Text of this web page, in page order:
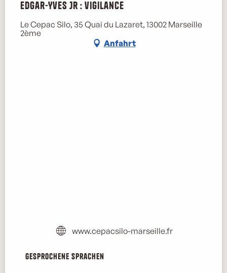
Edgar-Yves Jr : vigilance
Le Cepac Silo, 35 Quai du Lazaret, 13002 Marseille
2ème
Anfahrt
www.cepacsilo-marseille.fr
Gesprochene Sprachen
Gesprochene Sprachen